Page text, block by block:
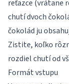
reťazce (vrátane
chutí dvoch
čokolád ju
Zistite, koľko
rozdiel chutí od
Formát vstupu